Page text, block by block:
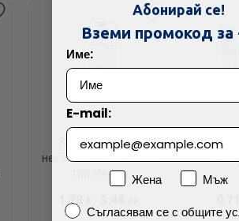
Компрес марля
нестерилна 5см/5см х
100 Medica
1.78
Абонирай се!
Вземи промокод за
Име:
E-mail:
ПолЖена
Мъж
Съгласявам се с общите
Съгласявам се с общите